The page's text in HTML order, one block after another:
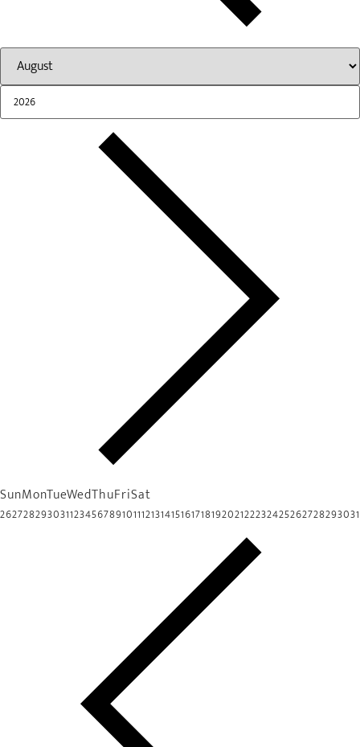
SunMonTueWedThuFriSat
26272829303112345678910111213141516171819202122232425262728293031